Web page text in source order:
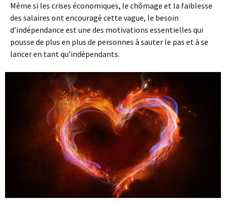
Même si les crises économiques, le chômage et la faiblesse
des salaires ont encouragé cette vague, le besoin
d’indépendance est une des motivations essentielles qui
pousse de plus en plus de personnes à sauter le pas et à se
lancer en tant qu’indépendants.